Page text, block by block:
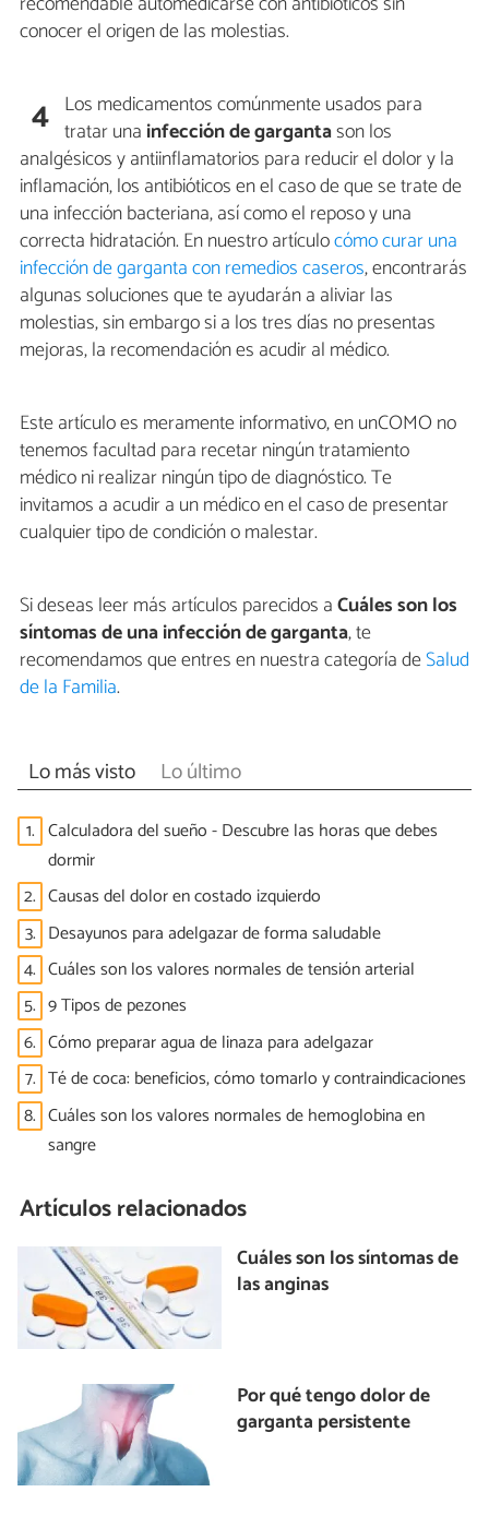
conocer el origen de las molestias.
4 Los medicamentos comúnmente usados para
tratar una infección de gargantason los
analgésicos y antiinflamatorios para reducir el dolor y la
inflamación, los antibióticos en el caso de que se trate de
una infección bacteriana, así como el reposo y una
correcta hidratación. En nuestro artículocómo curar una
infección de garganta con remedios caseros, encontrarás
algunas soluciones que te ayudarán a aliviar las
molestias, sin embargo si a los tres días no presentas
mejoras, la recomendación es acudir al médico.
Este artículo es meramente informativo, en unCOMO no
tenemos facultad para recetar ningún tratamiento
médico ni realizar ningún tipo de diagnóstico. Te
invitamos a acudir a un médico en el caso de presentar
cualquier tipo de condición o malestar.
Si deseas leer más artículos parecidos aCuáles son los
síntomas de una infección de garganta, te
recomendamos que entres en nuestra categoría deSalud
de la Familia.
Lo más visto Lo último
1. Calculadora del sueño - Descubre las horas que debes
dormir
2. Causas del dolor en costado izquierdo
3. Desayunos para adelgazar de forma saludable
4. Cuáles son los valores normales de tensión arterial
5. 9 Tipos de pezones
6. Cómo preparar agua de linaza para adelgazar
7. Té de coca: beneficios, cómo tomarlo y contraindicaciones
8. Cuáles son los valores normales de hemoglobina en
sangre
Artículos relacionados
Cuáles son los síntomas de
las anginas
Por qué tengo dolor de
garganta persistente